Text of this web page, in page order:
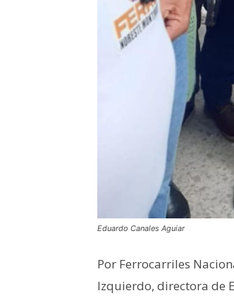
Eduardo Canales Aguiar
Por Ferrocarriles
Izquierdo, directora de